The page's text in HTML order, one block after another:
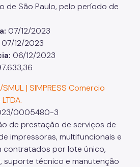
de São Paulo, pelo período de
07/12/2023
07/12/2023
06/12/2023
| SIMPRESS Comercio
0005480-3
de prestação de serviços de
impressoras, multifuncionais e
contratados por lote único,
suporte técnico e manutenção